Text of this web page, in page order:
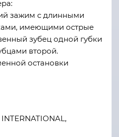
зажим с длинными
имеющими острые
зубец одной губки
второй.
остановки